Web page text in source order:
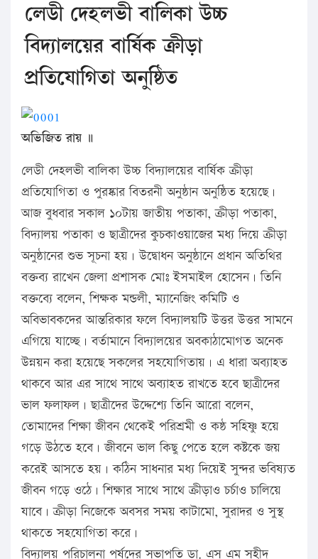
লেডী দেহলভী বালিকা উচ্চ
বিদ্যালয়ের বার্ষিক ক্রীড়া
প্রতিযোগিতা অনুষ্ঠিত
অভিজিত রায় ॥
লেডী দেহলভী বালিকা উচ্চ বিদ্যালয়ের বার্ষিক ক্রীড়া
প্রতিযোগিতা ও পুরষ্কার বিতরনী অনুষ্ঠান অনুষ্ঠিত হয়েছে।
আজ বুধবার সকাল ১০টায় জাতীয় পতাকা, ক্রীড়া পতাকা,
বিদ্যালয় পতাকা ও ছাত্রীদের কুচকাওয়াজের মধ্য দিয়ে ক্রীড়া
অনুষ্ঠানের শুভ সূচনা হয়। উদ্বোধন অনুষ্ঠানে প্রধান অতিথির
বক্তব্য রাখেন জেলা প্রশাসক মোঃ ইসমাইল হোসেন। তিনি
বক্তব্যে বলেন, শিক্ষক মন্ডলী, ম্যানেজিং কমিটি ও
অবিভাবকদের আন্তরিকার ফলে বিদ্যালয়টি উত্তর উত্তর সামনে
এগিয়ে যাচ্ছে। বর্তামানে বিদ্যালয়ের অবকাঠামোগত অনেক
উন্নয়ন করা হয়েছে সকলের সহযোগিতায়। এ ধারা অব্যাহত
থাকবে আর এর সাথে সাথে অব্যাহত রাখতে হবে ছাত্রীদের
ভাল ফলাফল। ছাত্রীদের উদ্দেশ্যে তিনি আরো বলেন,
তোমাদের শিক্ষা জীবন থেকেই পরিশ্রমী ও কষ্ঠ সহিষ্ণু হয়ে
গড়ে উঠতে হবে। জীবনে ভাল কিছু পেতে হলে কষ্টকে জয়
করেই আসতে হয়। কঠিন সাধনার মধ্য দিয়েই সুন্দর ভবিষ্যত
জীবন গড়ে ওঠে। শিক্ষার সাথে সাথে ক্রীড়াও চর্চাও চালিয়ে
যাবে। ক্রীড়া নিজেকে অবসর সময় কাটামো, সুরাদর ও সুস্থ
থাকতে সহযোগিতা করে।
বিদ্যালয় পরিচালনা পর্ষদের সভাপতি ডা. এস এম সহীদ